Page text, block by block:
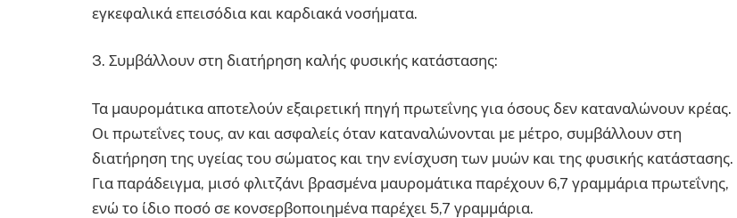
εγκεφαλικά επεισόδια και καρδιακά νοσήματα.
3. Συμβάλλουν στη διατήρηση καλής φυσικής κατάστασης:
Τα μαυρομάτικα αποτελούν εξαιρετική πηγή πρωτεΐνης για όσους δεν καταναλώνουν κρέας.
Οι πρωτεΐνες τους, αν και ασφαλείς όταν καταναλώνονται με μέτρο, συμβάλλουν στη
διατήρηση της υγείας του σώματος και την ενίσχυση των μυών και της φυσικής κατάστασης.
Για παράδειγμα, μισό φλιτζάνι βρασμένα μαυρομάτικα παρέχουν 6,7 γραμμάρια πρωτεΐνης,
ενώ το ίδιο ποσό σε κονσερβοποιημένα παρέχει 5,7 γραμμάρια.